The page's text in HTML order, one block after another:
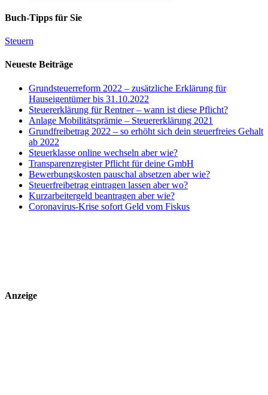
Buch-Tipps für Sie
Steuern
Neueste Beiträge
Grundsteuerreform 2022 – zusätzliche Erklärung für
Hauseigentümer bis 31.10.2022
Steuererklärung für Rentner – wann ist diese Pflicht?
Anlage Mobilitätsprämie – Steuererklärung 2021
Grundfreibetrag 2022 – so erhöht sich dein steuerfreies Gehalt
ab 2022
Steuerklasse online wechseln aber wie?
Transparenzregister Pflicht für deine GmbH
Bewerbungskosten pauschal absetzen aber wie?
Steuerfreibetrag eintragen lassen aber wo?
Kurzarbeitergeld beantragen aber wie?
Coronavirus-Krise sofort Geld vom Fiskus
Anzeige